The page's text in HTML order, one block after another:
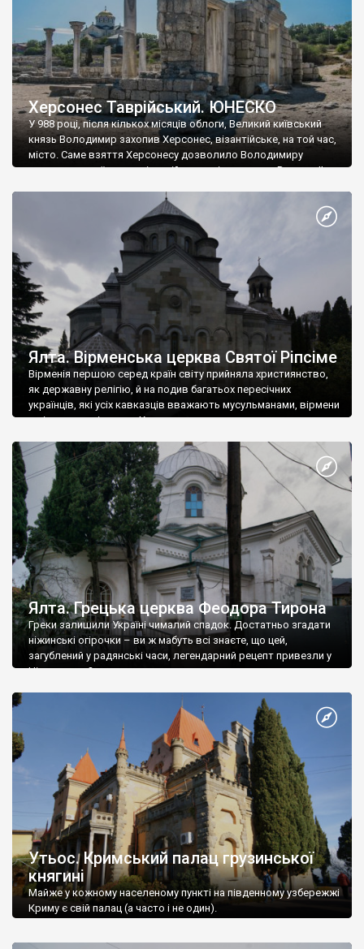
Херсонес Таврійський. ЮНЕСКО
У 988 році, після кількох місяців облоги, Великий київський
князь Володимир захопив Херсонес, візантійське, на той час,
місто. Саме взяття Херсонесу дозволило Володимиру
диктувати свої умови візантійському імператору Василю ІІ, та
Херсонесі Володимир-язичник, став Василем-християнином.
А потім було Хрещення Русі. На честь Херсонесу Таврійського
Ялта. Вірменська церква Святої Ріпсіме
Вірменія першою серед країн світу прийняла християнство,
як державну релігію, й на подив багатьох пересічних
українців, які усіх кавказців вважають мусульманами, вірмени
є відданими вірянами Христа
Ялта. Грецька церква Феодора Тирона
Греки залишили Україні чималий спадок. Достатньо згадати
ніжинські огірочки – ви ж мабуть всі знаєте, що цей,
загублений у радянські часи, легендарний рецепт привезли у
Ніжин греки?
Утьос. Кримський палац грузинської
княгині
Майже у кожному населеному пункті на південному узбережжі
Криму є свій палац (а часто і не один).